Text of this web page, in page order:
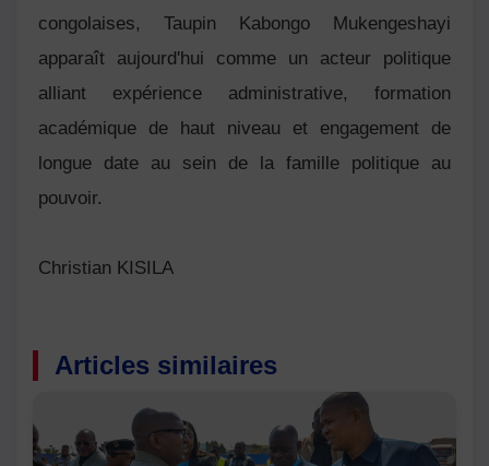
congolaises, Taupin Kabongo Mukengeshayi
apparaît aujourd'hui comme un acteur politique
alliant expérience administrative, formation
académique de haut niveau et engagement de
longue date au sein de la famille politique au
pouvoir.
Christian KISILA
Articles similaires